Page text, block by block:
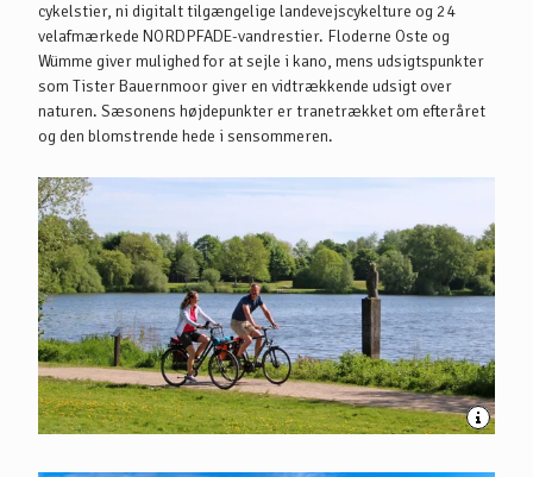
cykelstier, ni digitalt tilgængelige landevejscykelture og 24
velafmærkede NORDPFADE-vandrestier. Floderne Oste og
Wümme giver mulighed for at sejle i kano, mens udsigtspunkter
som Tister Bauernmoor giver en vidtrækkende udsigt over
naturen. Sæsonens højdepunkter er tranetrækket om efteråret
og den blomstrende hede i sensommeren.